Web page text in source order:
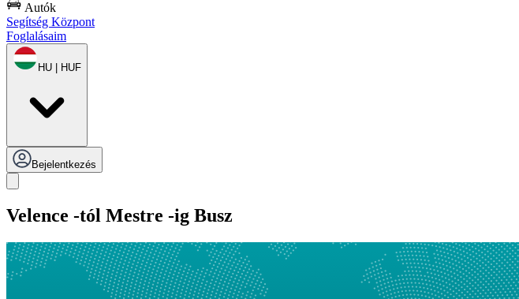
Autók
Segítség Központ
Foglalásaim
HU | HUF
Bejelentkezés
Velence -tól Mestre -ig Busz